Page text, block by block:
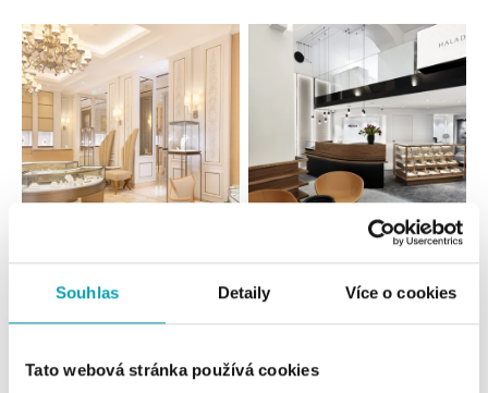
Souhlas Detaily Více o cookies
Tato webová stránka používá cookies
Všechny Česko Slovensko
tel.: +420724986111